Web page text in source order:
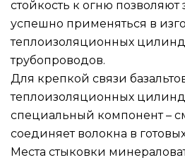
стойкость к огню позволяют
успешно применяться в
теплоизоляционных
трубопроводов.
Для крепкой связи
теплоизоляционных
специальный компонент –
соединяет волокна в
Места стыковки